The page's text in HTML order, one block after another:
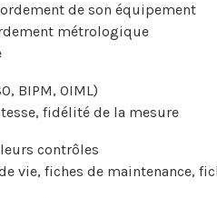
de son équipement
métrologique
BIPM, OIML)
fidélité de la mesure
contrôles
vie, fiches de maintenance,